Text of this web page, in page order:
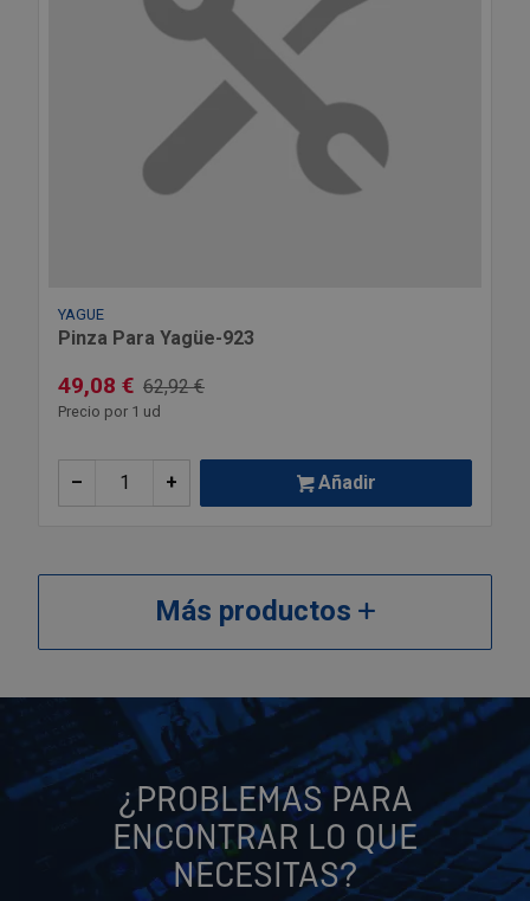
YAGUE
Pinza Para Yagüe-923
49,08 € 62,92 €
Precio por 1 ud
+
– Añadir
Más productos
¿PROBLEMAS PARA
ENCONTRAR LO QUE
NECESITAS?